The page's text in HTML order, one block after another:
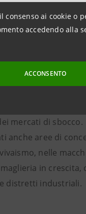
ai cookie o
accedendo alla
ACCONSENTO
difficoltà delle
nel definire
di Capannori
e continua a
di Pistoia,
mercati di sbocco.
anche aree di
nelle
in
distretti industriali.